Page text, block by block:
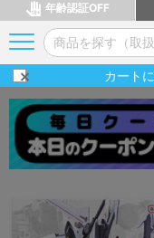
年齢認証OFF
カートに